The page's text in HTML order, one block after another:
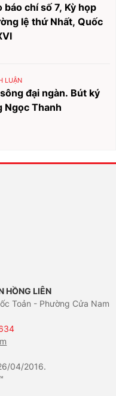
báo chí số 7, Kỳ họp
lệ thứ Nhất, Quốc
LUẬN
đại ngàn. Bút ký
Ngọc Thanh
HỒNG LIÊN
Toản - Phường Cửa Nam
04/2016.